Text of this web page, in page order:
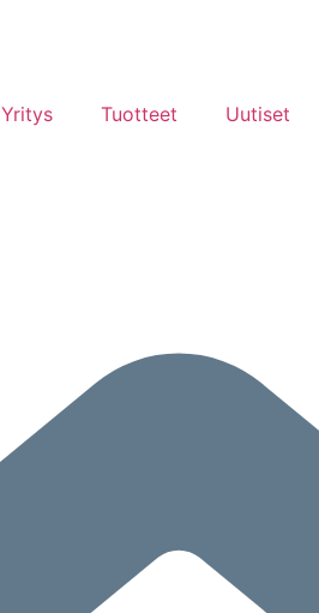
Yritys Tuotteet Uutiset